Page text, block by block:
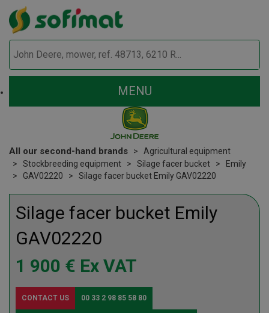
MENU
All our second-hand brands
Agricultural equipment
Stockbreeding equipment
Silage facer bucket
Emily
GAV02220
Silage facer bucket Emily GAV02220
Silage facer bucket Emily
GAV02220
1 900 € Ex VAT
CONTACT US 00 33 2 98 85 58 80